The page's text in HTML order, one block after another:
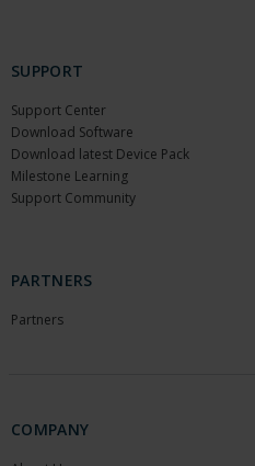
SUPPORT
Support Center
Download Software
Download latest Device Pack
Milestone Learning
Support Community
PARTNERS
Partners
COMPANY